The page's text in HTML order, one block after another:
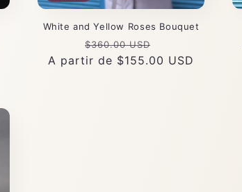
White and Yellow Roses Bouquet
Precio
habitual
$360.00 USD
de
A partir de $155.00 USD